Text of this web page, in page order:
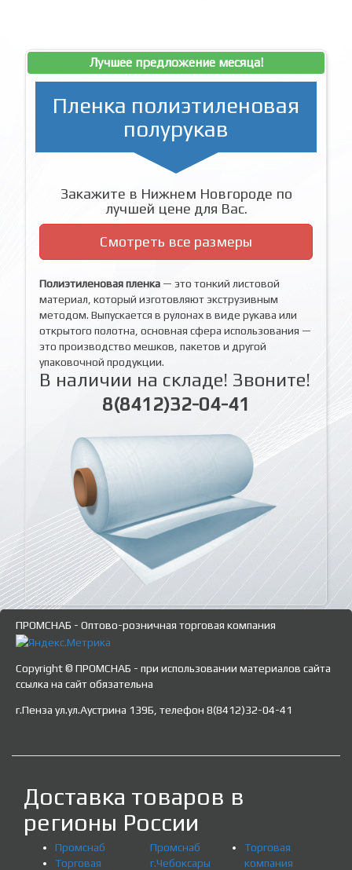
Лучшее предложение месяца!
Пленка полиэтиленовая
полурукав
Закажите в Нижнем Новгороде по
лучшей цене для Вас.
Смотреть все размеры
Полиэтиленовая пленка — это тонкий листовой
материал, который изготовляют экструзивным
методом. Выпускается в рулонах в виде рукава или
открытого полотна, основная сфера использования —
это производство мешков, пакетов и другой
упаковочной продукции.
В наличии на складе! Звоните!
8(8412)32-04-41
ПРОМСНАБ - Оптово-розничная торговая компания
Copyright © ПРОМСНАБ - при использовании материалов сайта
ссылка на сайт обязательна
г.Пенза ул.ул.Аустрина 139Б, телефон 8(8412)32-04-41
Доставка товаров в
регионы России
Промснаб
Торговая
Промснаб
г.Чебоксары
Торговая
компания